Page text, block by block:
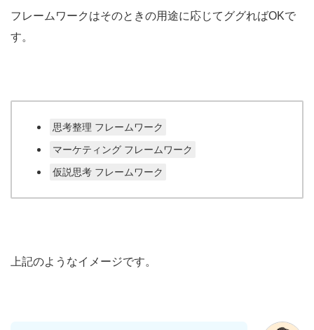
フレームワークはそのときの用途に応じてググればOKで
す。
思考整理 フレームワーク
マーケティング フレームワーク
仮説思考 フレームワーク
上記のようなイメージです。